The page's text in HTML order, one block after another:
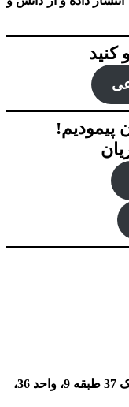
کنید
پیمودیم!
خیابان ولیعصر، نبش خیابان ساعی دوم، پلاک 37 طبقه 9، واحد 36،